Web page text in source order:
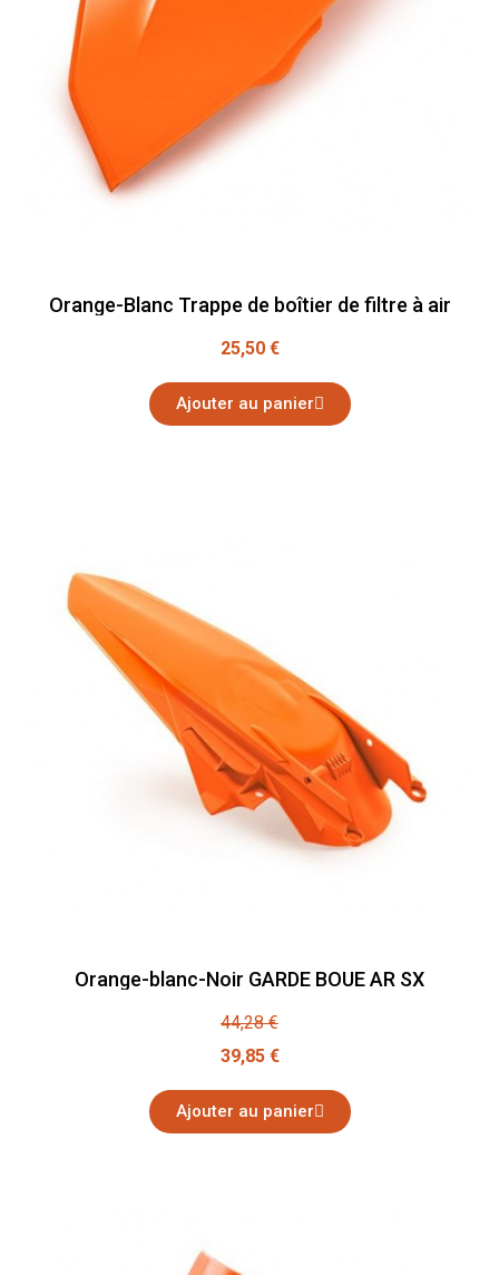
Orange-Blanc Trappe de boîtier de filtre à air
25,50 €
Ajouter au panier
Orange-blanc-Noir GARDE BOUE AR SX
44,28 €
39,85 €
Ajouter au panier